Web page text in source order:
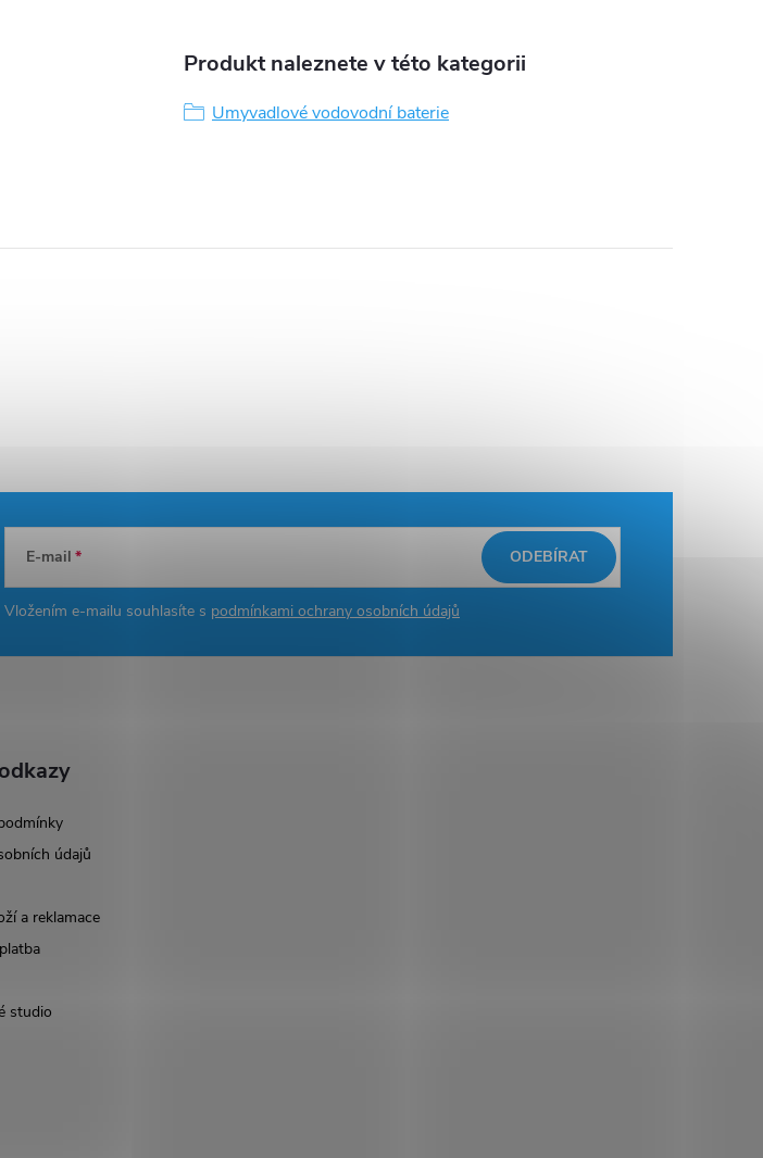
Produkt naleznete v této kategorii
Umyvadlové vodovodní baterie
E-mail
Vložením e-mailu souhlasíte s podmínkami ochrany osobních údajů
ODEBÍRAT
údajů
a reklamace
studio